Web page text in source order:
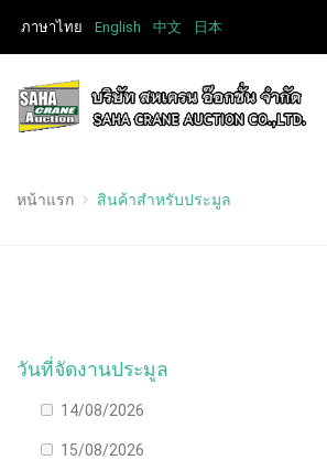
ภาษาไทย English 中文 日本
หน้าแรก สินค้าสำหรับประมูล
วันที่จัดงานประมูล
14/08/2026
15/08/2026